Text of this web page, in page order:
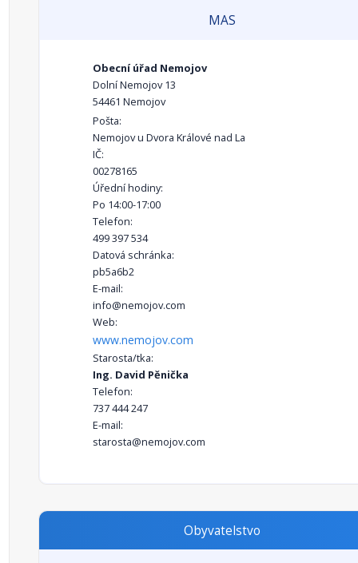
MAS
Obecní úřad Nemojov
Dolní Nemojov 13
54461 Nemojov
Pošta:
Nemojov u Dvora Králové nad La
IČ:
00278165
Úřední hodiny:
Po 14:00-17:00
Telefon:
499 397 534
Datová schránka:
pb5a6b2
E-mail:
info@nemojov.com
Web:
www.nemojov.com
Starosta/tka:
Ing. David Pěnička
Telefon:
737 444 247
E-mail:
starosta@nemojov.com
Obyvatelstvo